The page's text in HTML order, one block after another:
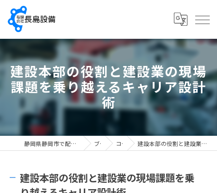
建設本部の役割と建設業の現場
課題を乗り越えるキャリア設計
術
静岡県静岡市で配管工の求人なら有限会社長島設備 ブログ コラム 建設本部の役割と建設業の現場課題を乗り越えるキャリア設計術
建設本部の役割と建設業の現場課題を乗